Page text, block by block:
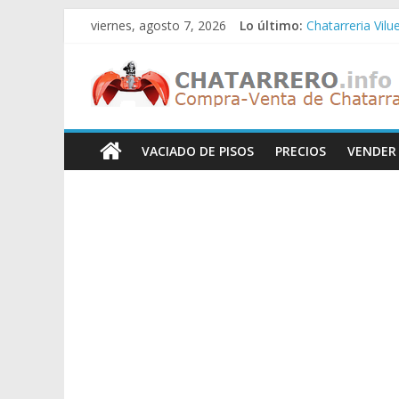
Saltar
contenido
viernes, agosto 7, 2026 Lo último: Chatarreria
Chatarreria
Chatarreria
Chatarreros
–
Precio
VACIADO DE PISOS PRECIOS